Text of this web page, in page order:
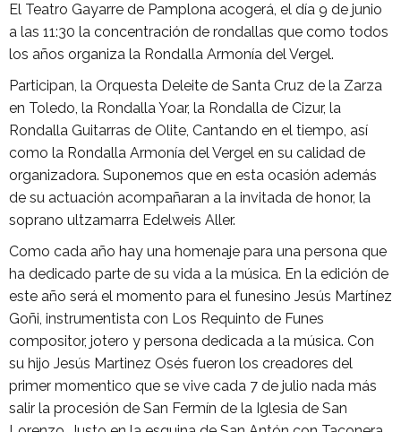
El Teatro Gayarre de Pamplona acogerá, el día 9 de junio
a las 11:30 la concentración de rondallas que como todos
los años organiza la Rondalla Armonía del Vergel.
Participan, la Orquesta Deleite de Santa Cruz de la Zarza
en Toledo, la Rondalla Yoar, la Rondalla de Cizur, la
Rondalla Guitarras de Olite, Cantando en el tiempo, así
como la Rondalla Armonía del Vergel en su calidad de
organizadora. Suponemos que en esta ocasión además
de su actuación acompañaran a la invitada de honor, la
soprano ultzamarra Edelweis Aller.
Como cada año hay una homenaje para una persona que
ha dedicado parte de su vida a la música. En la edición de
este año será el momento para el funesino Jesús Martínez
Goñi, instrumentista con Los Requinto de Funes
compositor, jotero y persona dedicada a la música. Con
su hijo Jesús Martinez Osés fueron los creadores del
primer momentico que se vive cada 7 de julio nada más
salir la procesión de San Fermín de la Iglesia de San